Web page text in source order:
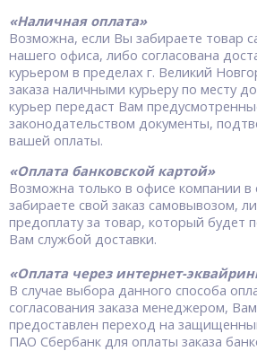
«Наличная оплата»
Возможна, если Вы забираете товар
нашего офиса, либо согласована
курьером в пределах г. Великий
заказа наличными курьеру по месту
курьер передаст Вам
законодательством документы,
вашей оплаты.
«Оплата банковской картой»
Возможна только в офисе компании в
забираете свой заказ самовывозом,
предоплату за товар, который будет
Вам службой доставки.
«Оплата через интернет-
В случае выбора данного способа
согласования заказа менеджером,
предоставлен переход на
ПАО Сбербанк для оплаты заказа